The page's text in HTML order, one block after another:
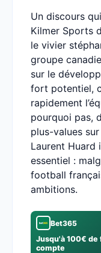
Un discours
Kilmer Sports
le vivier
groupe
sur le
fort potentiel,
rapidement
pourquoi pas,
plus-values
Laurent Huard
essentiel :
football
ambitions.
Bet365
Jusqu'à 100€
compte